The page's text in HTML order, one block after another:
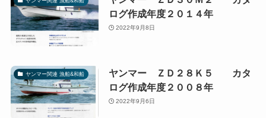
ログ作成年度２０１４年
2022年9月8日
ヤンマー関連 漁船&和船
ヤンマー ＺＤ２８Ｋ５ カタ
ログ作成年度２００８年
2022年9月6日